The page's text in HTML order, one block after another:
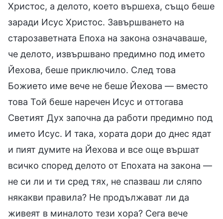
Христос, а делото, което вършеха, също беше
заради Исус Христос. Завършването на
старозаветната Епоха на закона означаваше,
че делото, извършвано предимно под името
Йехова, беше приключило. След това
Божието име вече не беше Йехова — вместо
това Той беше наречен Исус и оттогава
Светият Дух започна да работи предимно под
името Исус. И така, хората дори до днес ядат
и пият думите на Йехова и все още вършат
всичко според делото от Епохата на закона —
не си ли и ти сред тях, не спазваш ли сляпо
някакви правила? Не продължават ли да
живеят в миналото тези хора? Сега вече